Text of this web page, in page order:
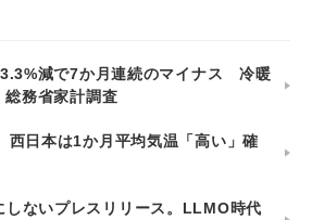
減で7か月連続のマイナス 冷暖
務省家計調査
日本は1か月平均気温「高い」確
しないプレスリリース。LLMO時代